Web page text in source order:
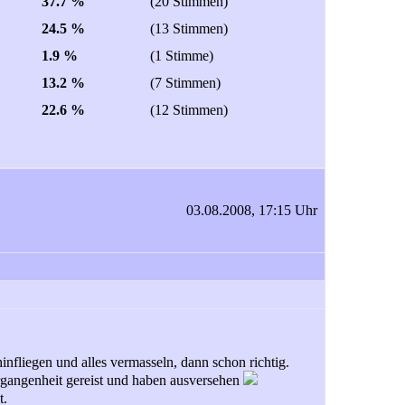
24.5 %
(13 Stimmen)
1.9 %
(1 Stimme)
13.2 %
(7 Stimmen)
22.6 %
(12 Stimmen)
03.08.2008, 17:15 Uhr
und alles vermasseln, dann schon richtig.
gereist und haben ausversehen